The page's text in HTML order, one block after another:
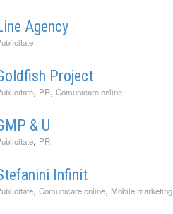
Agency
Project
, PR, Comunicare online
& U
, PR
Infinit
, Comunicare online, Mobile marketing